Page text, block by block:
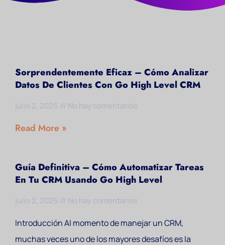
Sorprendentemente Eficaz – Cómo Analizar
Datos De Clientes Con Go High Level CRM
julio 2, 2025 No hay comentarios
Read More »
Guía Definitiva – Cómo Automatizar Tareas
En Tu CRM Usando Go High Level
julio 2, 2025 No hay comentarios
Introducción Al momento de manejar un CRM,
muchas veces uno de los mayores desafíos es la